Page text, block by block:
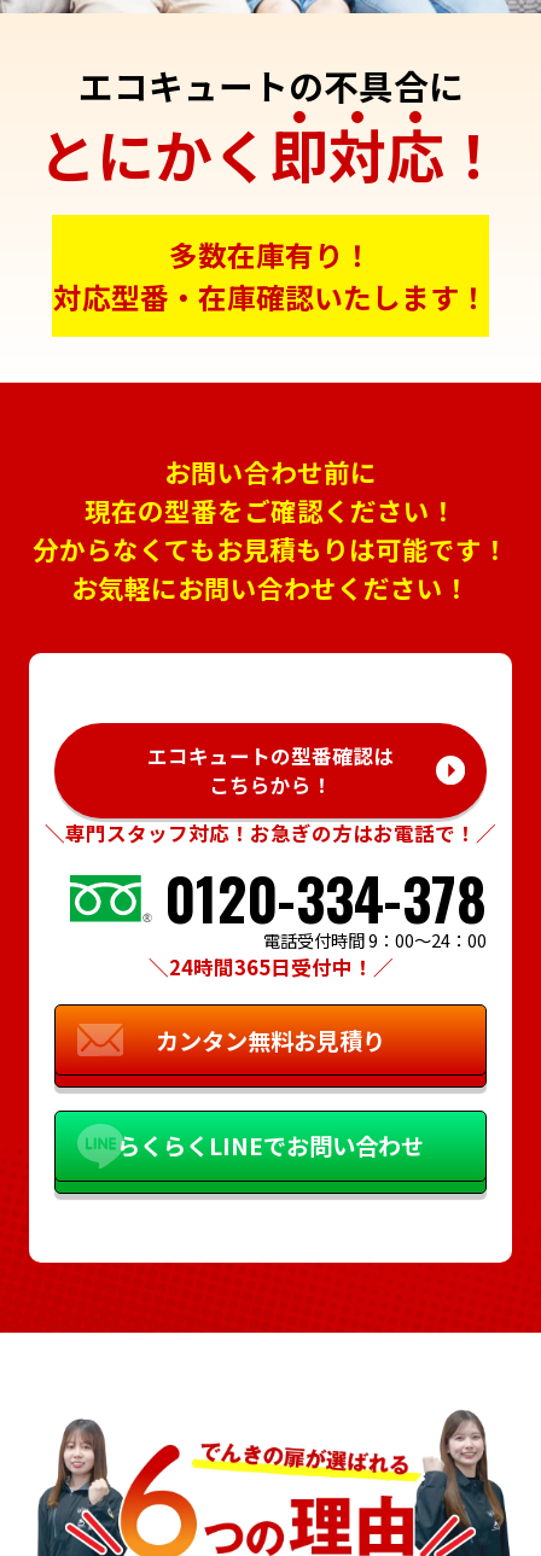
エコキュートの不具合に
とにかく即対応 ！
多数在庫有り！
対応型番・在庫確認いたします！
お問い合わせ前に
現在の型番をご確認ください！
分からなくてもお見積もりは可能です！
お気軽にお問い合わせください！
エコキュートの型番確認は
こちらから！
＼専門スタッフ対応！お急ぎの方はお電話で！／
0120-334-378
電話受付時間 9：00～24：00
＼24時間365日受付中！／
カンタン無料お見積り
らくらくLINEでお問い合わせ